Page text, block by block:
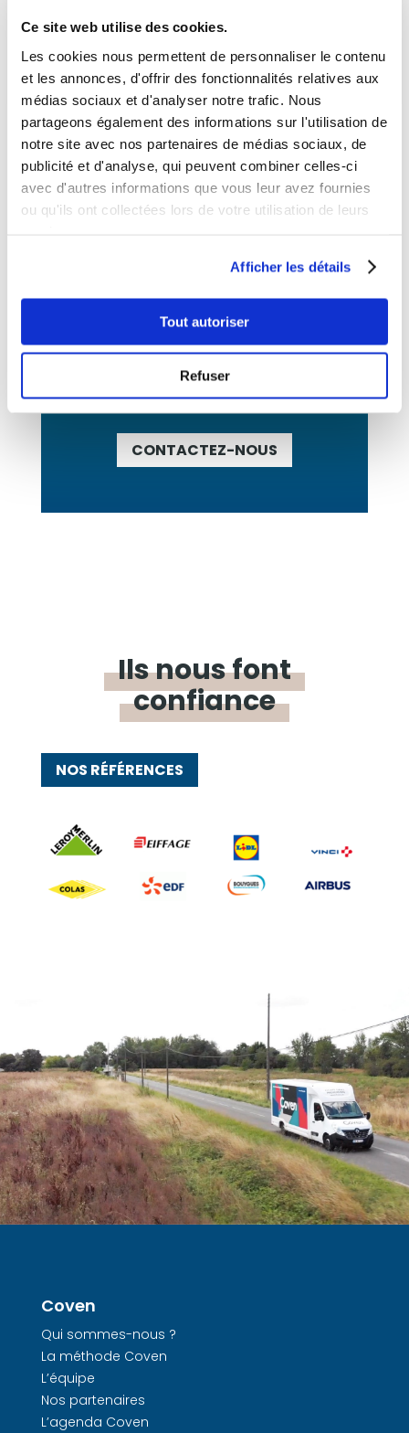
Ce site web utilise des cookies.
Les cookies nous permettent de personnaliser le contenu
et les annonces, d'offrir des fonctionnalités relatives aux
médias sociaux et d'analyser notre trafic. Nous
partageons également des informations sur l'utilisation de
notre site avec nos partenaires de médias sociaux, de
publicité et d'analyse, qui peuvent combiner celles-ci
avec d'autres informations que vous leur avez fournies
ou qu'ils ont collectées lors de votre utilisation de leurs
Afficher les détails
Tout autoriser
Refuser
spécificités avec nos préventrices et
nos game designers.
EN SAVOIR +
BESOIN
D’INFORMATIONS POUR
VOTRE
SAFETY DAY?
Nous sommes à votre écoute !
CONTACTEZ-NOUS
Ils nous font
confiance
NOS RÉFÉRENCES
Coven
Qui sommes-nous ?
La méthode Coven
L’équipe
Nos partenaires
L’agenda Coven